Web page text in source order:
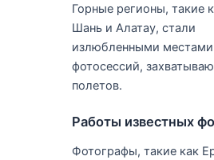
Горные регионы, такие
Шань и Алатау, стали
излюбленными
фотосессий,
полетов.
Работы известных
Фотографы, такие как